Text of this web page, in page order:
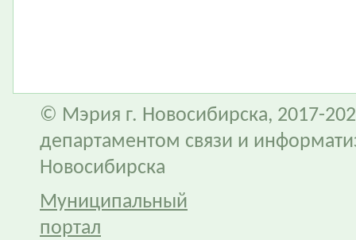
© Мэрия г. Новосибирска, 2017-
департаментом связи и
Новосибирска
Муниципальный
портал